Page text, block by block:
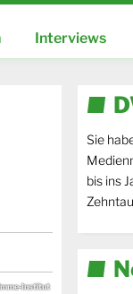
Interviews
Institut
Sie
bis ins